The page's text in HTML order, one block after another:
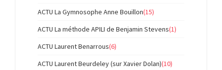
ACTU La Gymnosophe Anne Bouillon(15)
ACTU La méthode APILI de Benjamin Stevens(1)
ACTU Laurent Benarrous(6)
ACTU Laurent Beurdeley (sur Xavier Dolan)(10)